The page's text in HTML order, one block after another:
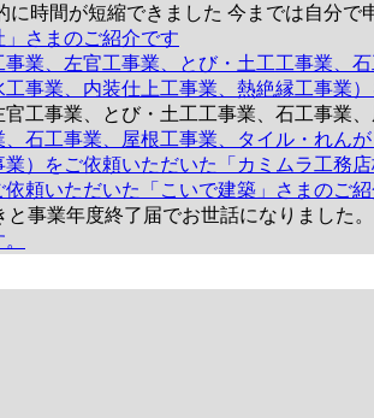
時間が短縮できました 今までは自分で
さまのご紹介です
業、左官工事業、とび・土工工事業、
事業、内装仕上工事業、熱絶縁工事業
工事業、とび・土工工事業、石工事業
石工事業、屋根工事業、タイル・れん
）をご依頼いただいた「カミムラ工務店
頼いただいた「こいで建築」さまのご紹
事業年度終了届でお世話になりました